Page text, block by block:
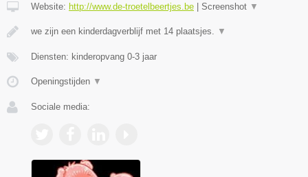
Website: http://www.de-troetelbeertjes.be Screenshot ▼
we zijn een kinderdagverblijf met 14 plaatsjes. ▼
Diensten: kinderopvang 0-3 jaar
Openingstijden ▼
Sociale media: